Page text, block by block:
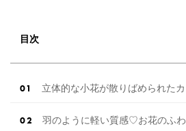
目次
立体的な小花が散りばめられた
羽のように軽い質感♡お花のふ